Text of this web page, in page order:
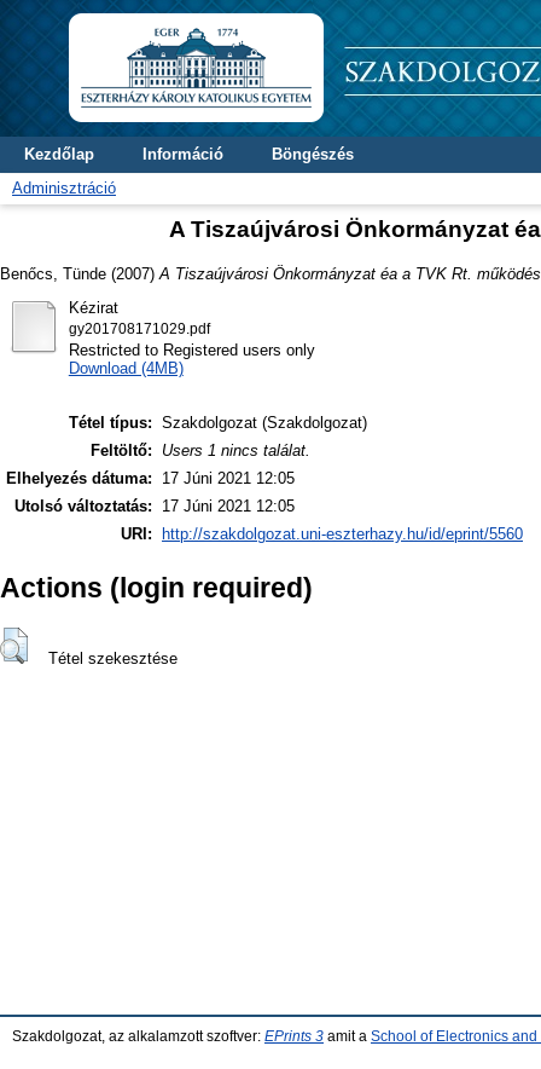
Kezdőlap Információ
Böngészés
Adminisztráció
A Tiszaújvárosi Önkormányzat
Benőcs, Tünde (2007) A Tiszaújvárosi Önkormányzat éa a TVK Rt.
Kézirat
gy201708171029.pdf
Restricted to Registered users only
Download (4MB)
Tétel típus: Szakdolgozat (Szakdolgozat)
Feltöltő:
Users 1 nincs találat.
Elhelyezés dátuma:
17 Júni 2021 12:05
Utolsó változtatás:
17 Júni 2021 12:05
URI:
http://szakdolgozat.uni-eszterhazy.hu/id/eprint/5560
Actions (login required)
Tétel szekesztése
Szakdolgozat, az alkalamzott szoftver: EPrints 3 amit a School of Electronics